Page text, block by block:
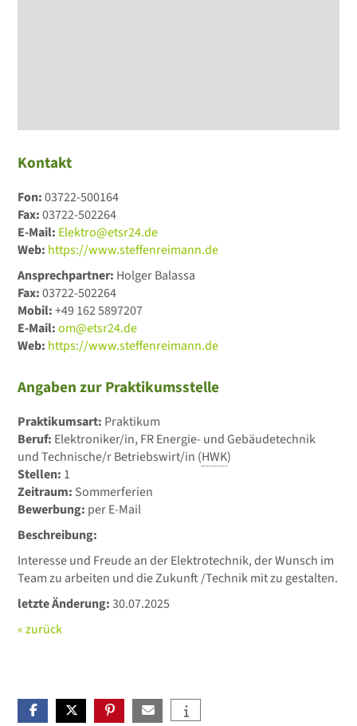
Kontakt
Fon:03722-500164
Fax:03722-502264
E-Mail: Elektro@etsr24.de
Web: https://www.steffenreimann.de
Ansprechpartner: Holger Balassa
Fax:03722-502264
Mobil:+49 162 5897207
E-Mail:om@etsr24.de
Web: https://www.steffenreimann.de
Angaben zur Praktikumsstelle
Praktikumsart: Praktikum
Beruf: Elektroniker/in, FR Energie- und Gebäudetechnik
und Technische/r Betriebswirt/in (HWK)
Stellen: 1
Zeitraum: Sommerferien
Bewerbung: per E-Mail
Beschreibung:
Interesse und Freude an der Elektrotechnik, der Wunsch im
Team zu arbeiten und die Zukunft /Technik mit zu gestalten.
letzte Änderung:30.07.2025
« zurück